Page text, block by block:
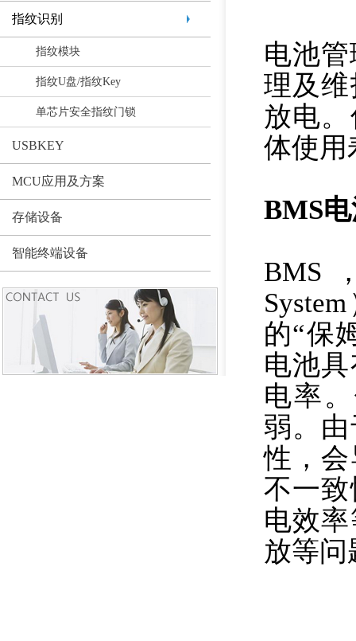
指纹识别
指纹模块
指纹U盘/指纹Key
单芯片安全指纹门锁
USBKEY
MCU应用及方案
存储设备
智能终端设备
电池
理及
放电
体使用
BMS
BMS
的“保
电池
电率
弱。
性，
不一
电效
放等问